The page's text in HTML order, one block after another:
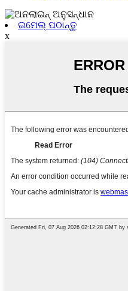
ଇମେଲ୍ ପଠାନ୍ତୁ
x